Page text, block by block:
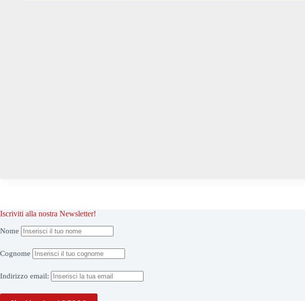
Iscriviti alla nostra Newsletter!
Nome
Cognome
Indirizzo email: